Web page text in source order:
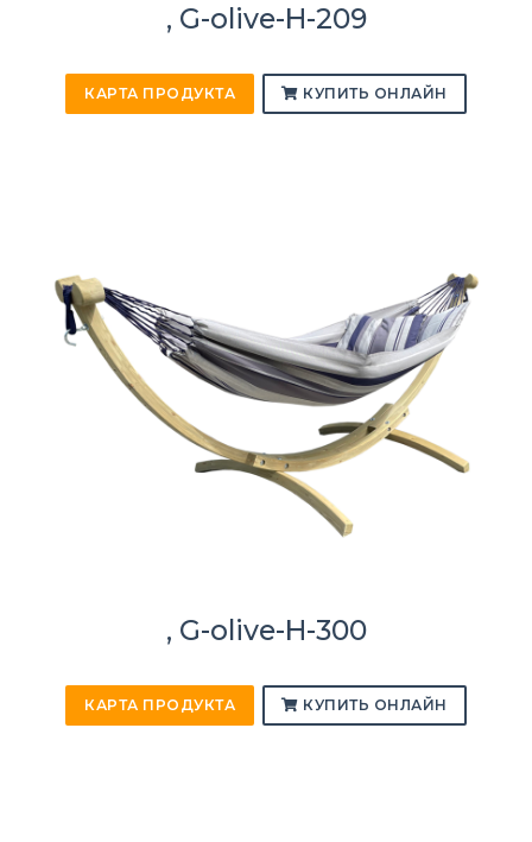
, G-olive-H-209
КАРТА ПРОДУКТА КУПИТЬ ОНЛАЙН
, G-olive-H-300
КАРТА ПРОДУКТА КУПИТЬ ОНЛАЙН